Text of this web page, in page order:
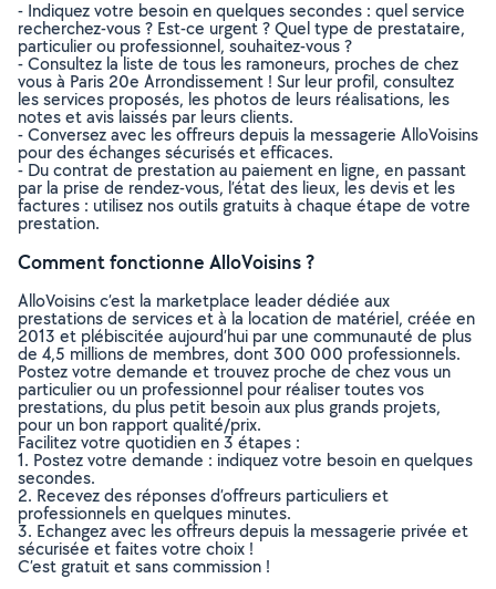
- Indiquez votre besoin en quelques secondes : quel service
recherchez-vous ? Est-ce urgent ? Quel type de prestataire,
particulier ou professionnel, souhaitez-vous ?
- Consultez la liste de tous les ramoneurs, proches de chez
vous à Paris 20e Arrondissement ! Sur leur profil, consultez
les services proposés, les photos de leurs réalisations, les
notes et avis laissés par leurs clients.
- Conversez avec les offreurs depuis la messagerie AlloVoisins
pour des échanges sécurisés et efficaces.
- Du contrat de prestation au paiement en ligne, en passant
par la prise de rendez-vous, l’état des lieux, les devis et les
factures : utilisez nos outils gratuits à chaque étape de votre
prestation.
Comment fonctionne AlloVoisins ?
AlloVoisins c’est la marketplace leader dédiée aux
prestations de services et à la location de matériel, créée en
2013 et plébiscitée aujourd’hui par une communauté de plus
de 4,5 millions de membres, dont 300 000 professionnels.
Postez votre demande et trouvez proche de chez vous un
particulier ou un professionnel pour réaliser toutes vos
prestations, du plus petit besoin aux plus grands projets,
pour un bon rapport qualité/prix.
Facilitez votre quotidien en 3 étapes :
1. Postez votre demande : indiquez votre besoin en quelques
secondes.
2. Recevez des réponses d’offreurs particuliers et
professionnels en quelques minutes.
3. Echangez avec les offreurs depuis la messagerie privée et
sécurisée et faites votre choix !
C’est gratuit et sans commission !